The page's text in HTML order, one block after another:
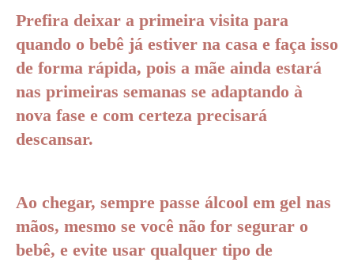
Prefira deixar a primeira visita para
quando o bebê já estiver na casa e faça isso
de forma rápida, pois a mãe ainda estará
nas primeiras semanas se adaptando à
nova fase e com certeza precisará
descansar.
Ao chegar, sempre passe álcool em gel nas
mãos, mesmo se você não for segurar o
bebê, e evite usar qualquer tipo de